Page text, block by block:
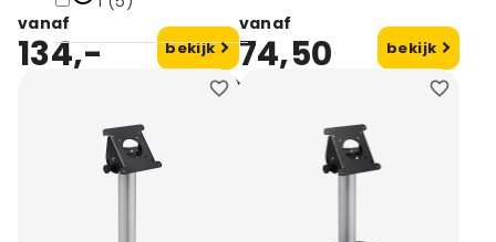
Vogel's (5)
vanaf
134,- bekijk
vanaf
74,50 bekijk